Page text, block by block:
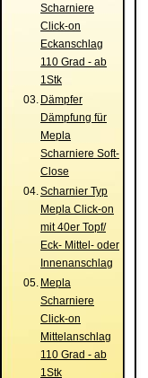
Scharniere
Click-on
Eckanschlag
110 Grad - ab
1Stk
03. Dämpfer
Dämpfung für
Mepla
Scharniere Soft-
Close
04.Scharnier Typ
Mepla Click-on
mit 40er Topf/
Eck- Mittel- oder
Innenanschlag
05. Mepla
Scharniere
Click-on
Mittelanschlag
110 Grad - ab
1Stk